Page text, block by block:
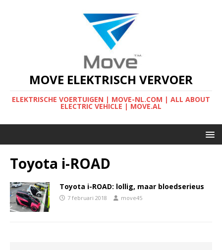
MOVE ELEKTRISCH VERVOER
ELEKTRISCHE VOERTUIGEN | MOVE-NL.COM | ALL ABOUT
ELECTRIC VEHICLE | MOVE.AL
Toyota i-ROAD
Toyota i-ROAD: lollig, maar bloedserieus
7 februari 2018 move45